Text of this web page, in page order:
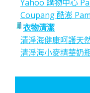
Yahoo 購物中心
Coupang 酷澎
衣物清潔
清淨海健康呵護天
清淨海小麥精華奶